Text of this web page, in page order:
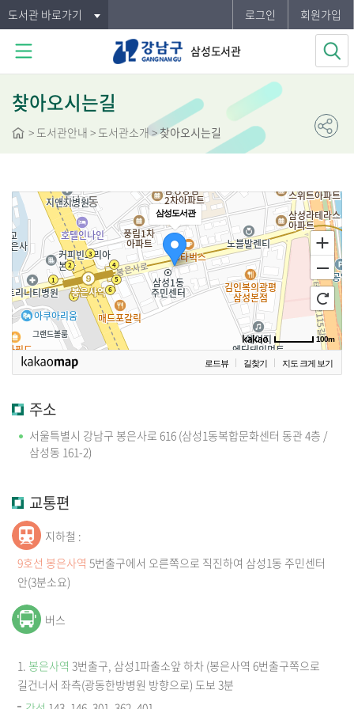
도서관 바로가기 로그인 회원가입
삼성도서관
찾아오시는길
> 도서관안내 > 도서관소개 >찾아오시는길
삼성도서관
100m
로드뷰 길찾기 지도 크게 보기
주소
서울특별시 강남구 봉은사로 616 (삼성1동복합문화센터 동관 4층 /
삼성동 161-2)
교통편
지하철 :
9호선 봉은사역 5번출구에서 오른쪽으로 직진하여 삼성1동 주민센터
안(3분소요)
버스
1. 봉은사역 3번출구, 삼성1파출소앞 하차 (봉은사역 6번출구쪽으로
길건너서 좌측(광동한방병원 방향으로) 도보 3분